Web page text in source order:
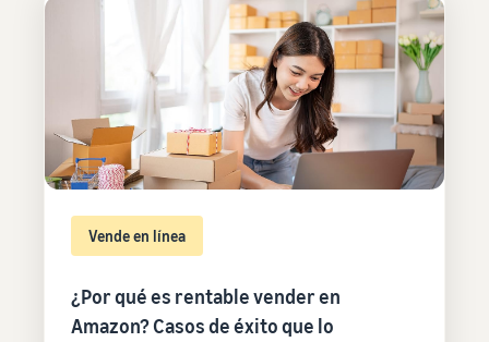
Vende en línea
¿Por qué es rentable vender en
Amazon? Casos de éxito que lo